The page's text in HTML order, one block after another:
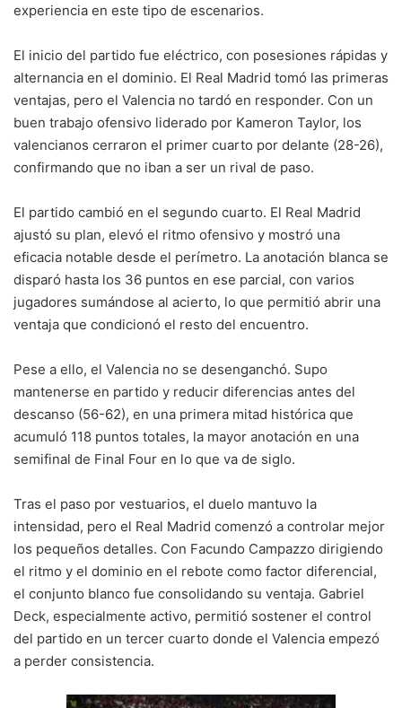
experiencia en este tipo de escenarios.
El inicio del partido fue eléctrico, con posesiones rápidas y
alternancia en el dominio. El Real Madrid tomó las primeras
ventajas, pero el Valencia no tardó en responder. Con un
buen trabajo ofensivo liderado por Kameron Taylor, los
valencianos cerraron el primer cuarto por delante (28-26),
confirmando que no iban a ser un rival de paso.
El partido cambió en el segundo cuarto. El Real Madrid
ajustó su plan, elevó el ritmo ofensivo y mostró una
eficacia notable desde el perímetro. La anotación blanca se
disparó hasta los 36 puntos en ese parcial, con varios
jugadores sumándose al acierto, lo que permitió abrir una
ventaja que condicionó el resto del encuentro.
Pese a ello, el Valencia no se desenganchó. Supo
mantenerse en partido y reducir diferencias antes del
descanso (56-62), en una primera mitad histórica que
acumuló 118 puntos totales, la mayor anotación en una
semifinal de Final Four en lo que va de siglo.
Tras el paso por vestuarios, el duelo mantuvo la
intensidad, pero el Real Madrid comenzó a controlar mejor
los pequeños detalles. Con Facundo Campazzo dirigiendo
el ritmo y el dominio en el rebote como factor diferencial,
el conjunto blanco fue consolidando su ventaja. Gabriel
Deck, especialmente activo, permitió sostener el control
del partido en un tercer cuarto donde el Valencia empezó
a perder consistencia.